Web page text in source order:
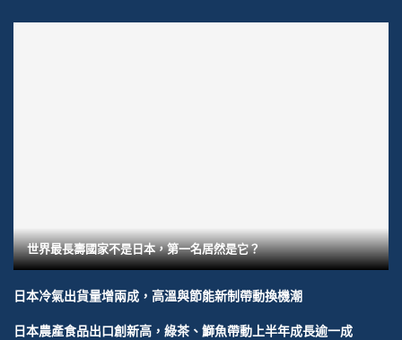
世界最長壽國家不是日本，第一名居然是它？
日本冷氣出貨量增兩成，高溫與節能新制帶動換機潮
日本農產食品出口創新高，綠茶、鰤魚帶動上半年成長逾一成